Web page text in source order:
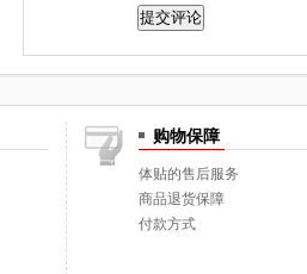
购物保障
体贴的售后服务
商品退货保障
付款方式